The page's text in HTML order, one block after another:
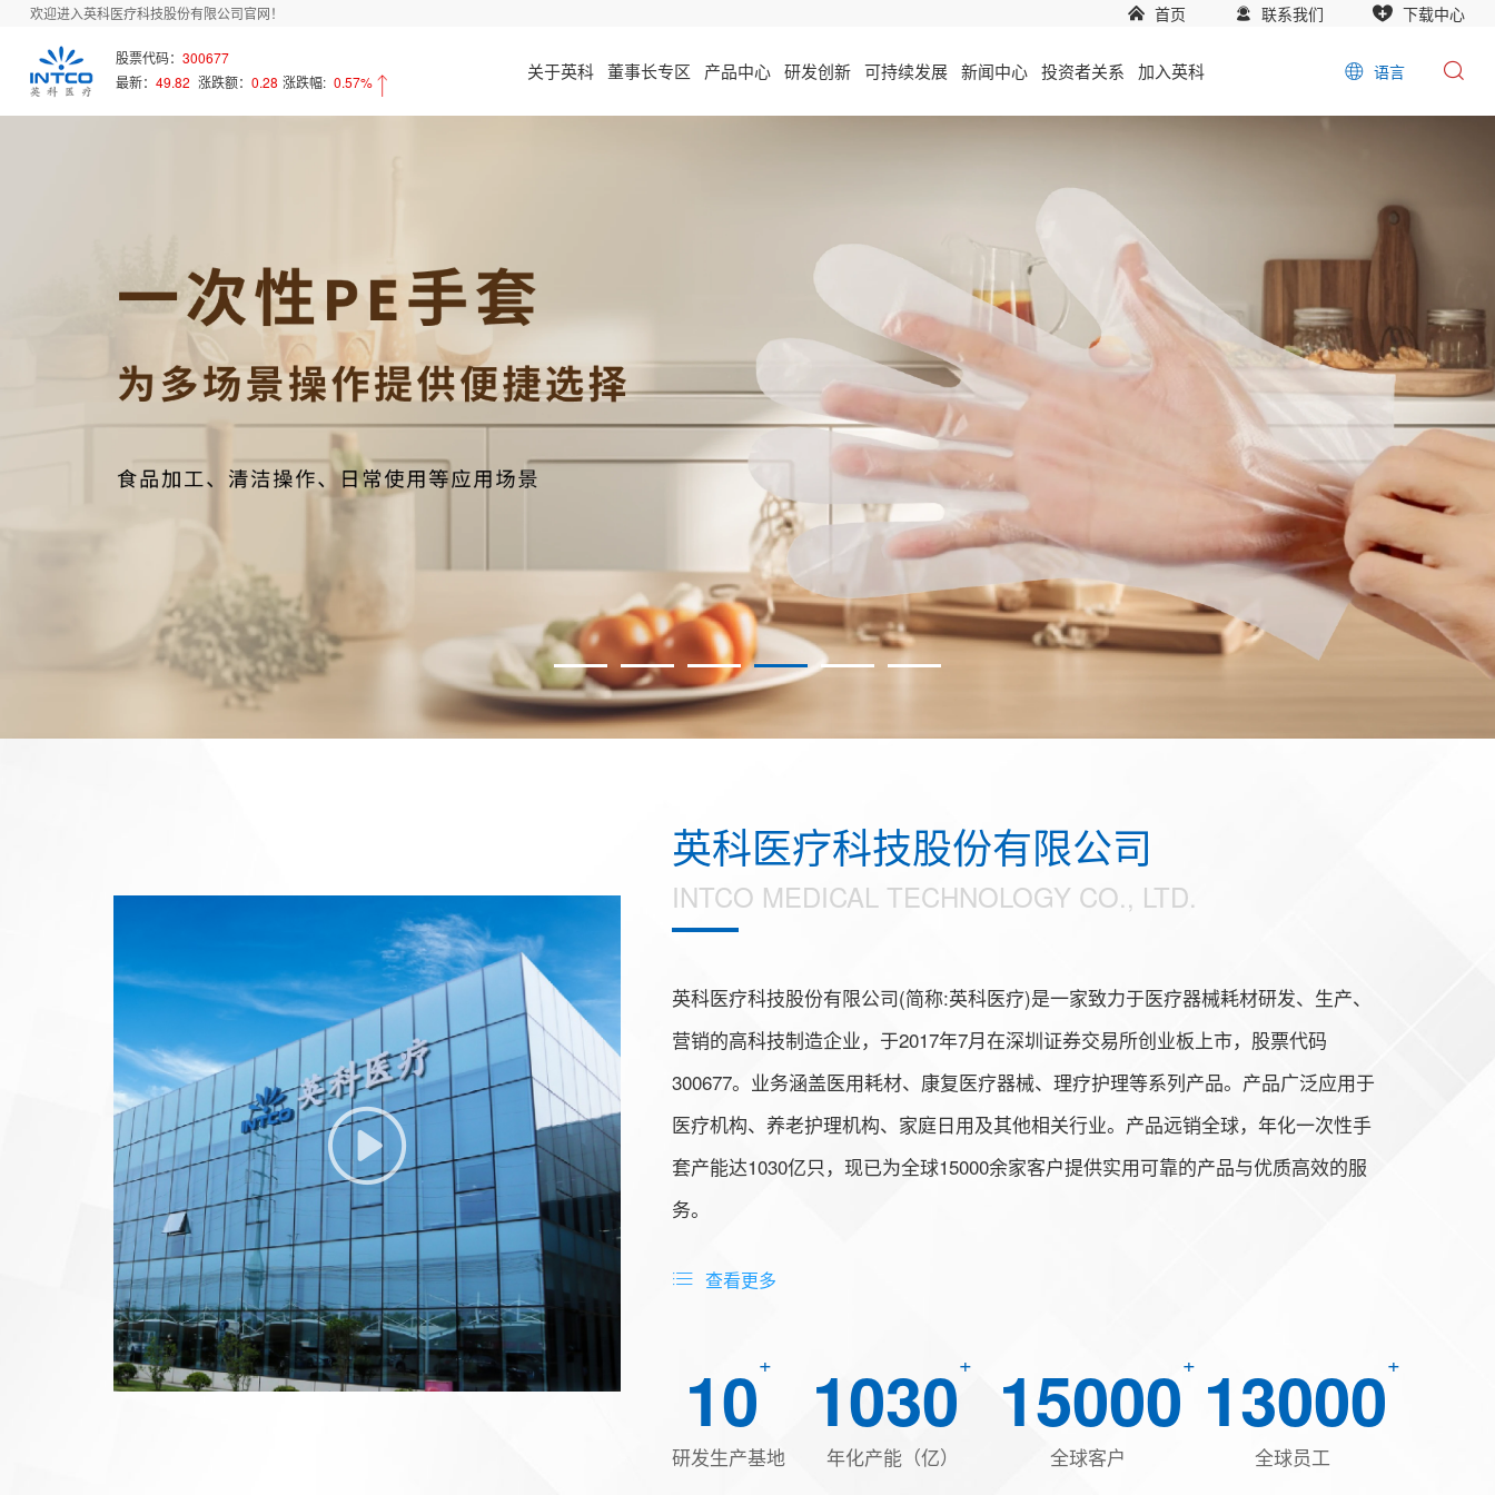
欢迎进入英科医疗科技股份有限公司官网！ 首页 联系我们 下载中心
股票代码：300677
最新：49.82 涨跌额：0.28 涨跌幅: 0.57% 语言
关于英科 董事长专区 产品中心 研发创新 可持续发展 新闻中心 投资者关系 加入英科
英科医疗科技股份有限公司
INTCO MEDICAL TECHNOLOGY CO., LTD.
英科医疗科技股份有限公司(简称:英科医疗)是一家致力于医疗器械耗材研发、生产、
营销的高科技制造企业，于2017年7月在深圳证券交易所创业板上市，股票代码
300677。业务涵盖医用耗材、康复医疗器械、理疗护理等系列产品。产品广泛应用于
医疗机构、养老护理机构、家庭日用及其他相关行业。产品远销全球，年化一次性手
套产能达1030亿只，现已为全球15000余家客户提供实用可靠的产品与优质高效的服
务。
查看更多
10+
研发生产基地
1030+
年化产能（亿）
15000+
全球客户
13000+
全球员工